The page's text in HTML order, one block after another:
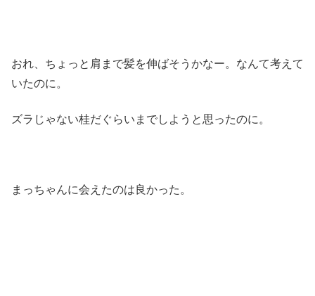
おれ、ちょっと肩まで髪を伸ばそうかなー。なんて考えて
いたのに。
ズラじゃない桂だぐらいまでしようと思ったのに。
まっちゃんに会えたのは良かった。